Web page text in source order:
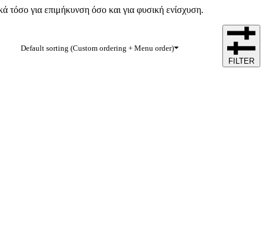
τόσο για επιμήκυνση όσο και για φυσική ενίσχυση.
Default sorting (Custom ordering + Menu order)
FILTER